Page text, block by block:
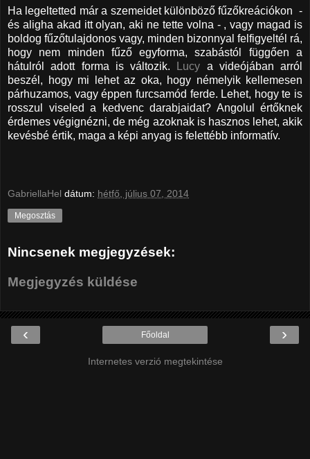
Ha legeltetted már a szemeidet különböző fűzőkreációkon -
és aligha akad itt olyan, aki ne tette volna - , vagy magad is
boldog fűzőtulajdonos vagy, minden bizonnyal felfigyeltél rá,
hogy nem minden fűző egyforma, szabástól függően a
hátulról adott forma is változik.
Lucy a videójában arról
beszél, hogy mi lehet az oka, hogy némelyik kellemesen
párhuzamos, vagy éppen furcsamód ferde. Lehet, hogy te is
rosszul viseled a kedvenc darabjaidat? Angolul értőknek
érdemes végignézni, de még azoknak is hasznos lehet, akik
kevésbé értik, maga a képi anyag is felettébb informatív.
GabriellaHel dátum: hétfő, július 07, 2014
Megosztás
Nincsenek megjegyzések:
Megjegyzés küldése
‹ ›
Főoldal
Internetes verzió megtekintése